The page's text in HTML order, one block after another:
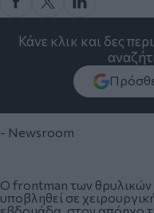
Κάνε κλικ και δες
- Newsroom
Ο frontman των
υποβληθεί σε